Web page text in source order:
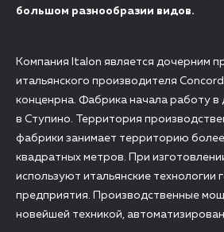
большом разнообразии видов.
Компания Italon является дочерним
итальянского производителя
конценрна. Фабрика начала работу в
в Ступино. Территория
фабрики занимает территорию
квадратных метров. При
используют итальянские технологии
предприятия. Производственные
новейшей техникой,